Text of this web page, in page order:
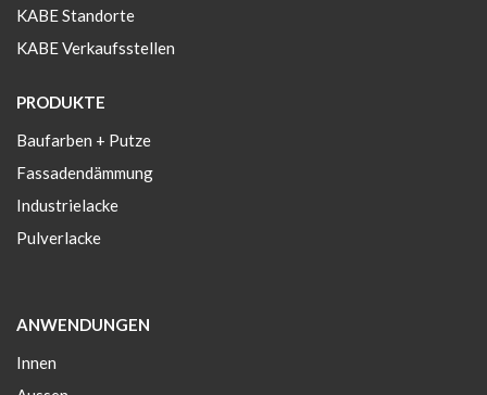
KABE Standorte
KABE Verkaufsstellen
PRODUKTE
Baufarben + Putze
Fassadendämmung
Industrielacke
Pulverlacke
ANWENDUNGEN
Innen